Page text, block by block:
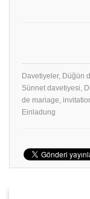
Davetiyeler, Düğün
Sünnet davetiyesi,
de mariage,
Einladung